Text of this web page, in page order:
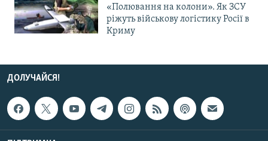
«Полювання на колони». Як ЗСУ
ріжуть військову логістику Росії в
Криму
ДОЛУЧАЙСЯ!